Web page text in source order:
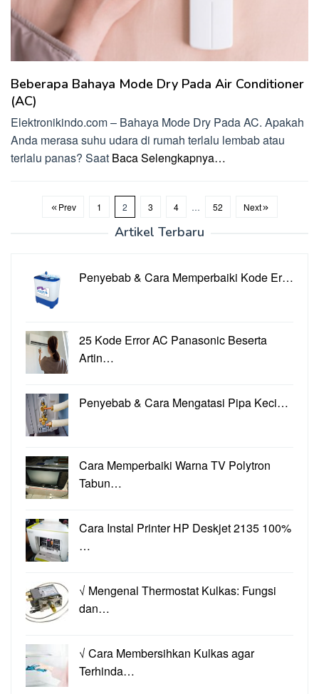
Beberapa Bahaya Mode Dry Pada Air Conditioner
(AC)
Elektronikindo.com – Bahaya Mode Dry Pada AC. Apakah
Anda merasa suhu udara di rumah terlalu lembab atau
terlalu panas? Saat Baca Selengkapnya…
Prev 1 2 3 4 … 52 Next
Artikel Terbaru
Penyebab & Cara Memperbaiki Kode Er…
25 Kode Error AC Panasonic Beserta
Artin…
Penyebab & Cara Mengatasi Pipa Keci…
Cara Memperbaiki Warna TV Polytron
Tabun…
Cara Instal Printer HP Deskjet 2135 100%
…
√ Mengenal Thermostat Kulkas: Fungsi
dan…
√ Cara Membersihkan Kulkas agar
Terhinda…